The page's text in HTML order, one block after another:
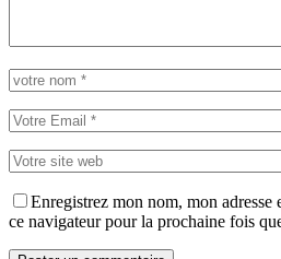
Enregistrez mon nom, mon adresse
ce navigateur pour la prochaine fois